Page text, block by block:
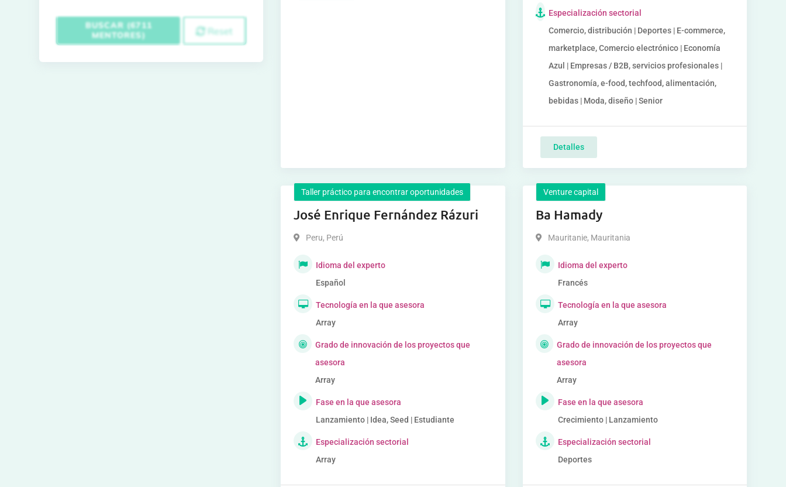
Especialización sectorial
Comercio, distribución | Deportes | E-commerce,
marketplace, Comercio electrónico | Economía
Azul | Empresas / B2B, servicios profesionales |
Gastronomía, e-food, techfood, alimentación,
bebidas | Moda, diseño | Senior
Detalles
Taller práctico para encontrar oportunidades
José Enrique Fernández Rázuri
Peru, Perú
Idioma del experto
Español
Tecnología en la que asesora
Array
Grado de innovación de los proyectos que
asesora
Array
Fase en la que asesora
Lanzamiento | Idea, Seed | Estudiante
Especialización sectorial
Array
Venture capital
Ba Hamady
Mauritanie, Mauritania
Idioma del experto
Francés
Tecnología en la que asesora
Array
Grado de innovación de los proyectos que
asesora
Array
Fase en la que asesora
Crecimiento | Lanzamiento
Especialización sectorial
Deportes
BUSCAR (6711
MENTORES)
Reset